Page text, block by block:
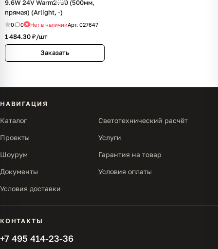
9.6W 24V Warm2700 (500мм,
прямая) (Arlight, -)
0 0 Нет в наличииАрт. 027647
1 484.30 ₽/шт
Заказать
НАВИГАЦИЯ
Каталог Светотехнический расчёт
Проекты Услуги
Шоурум Гарантия на товар
Документы Условия оплаты
Условия доставки
КОНТАКТЫ
+7 495 414-23-36